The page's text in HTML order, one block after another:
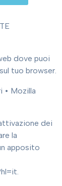
dove puoi
tuo browser.
• Mozilla
dei
la
apposito